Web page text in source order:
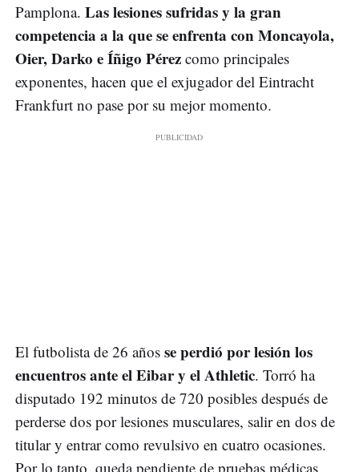
Pamplona. Las lesiones sufridas y la gran
competencia a la que se enfrenta con Moncayola,
Oier, Darko e Íñigo Pérez como principales
exponentes, hacen que el exjugador del Eintracht
Frankfurt no pase por su mejor momento.
El futbolista de 26 años se perdió por lesión los
encuentros ante el Eibar y el Athletic. Torró ha
disputado 192 minutos de 720 posibles después de
perderse dos por lesiones musculares, salir en dos de
titular y entrar como revulsivo en cuatro ocasiones.
Por lo tanto, queda pendiente de pruebas médicas